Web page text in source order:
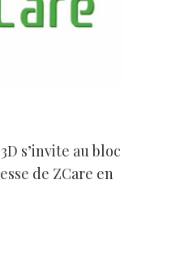
s’invite au bloc
de ZCare en